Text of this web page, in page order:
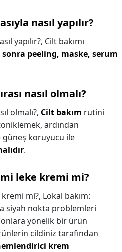
nasıl yapılır?
yapılır?, Cilt bakımı
peeling, maske, serum
nasıl olmalı?
olmalı?, Cilt bakım rutini
ardından
koruyucu ile
.
leke kremi mi?
mi?, Lokal bakım:
siyah nokta problemleri
onlara yönelik bir ürün
cildiniz tarafından
krem